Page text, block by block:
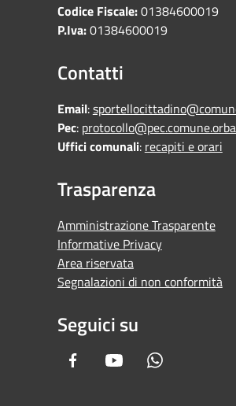
Codice Fiscale:01384600019
P.Iva:01384600019
Contatti
Email:
Pec:
Uffici comunali: recapiti e orari
Trasparenza
Amministrazione Trasparente
Informative Privacy
Area riservata
Segnalazioni di non conformità
Seguici su
FacebookYoutube